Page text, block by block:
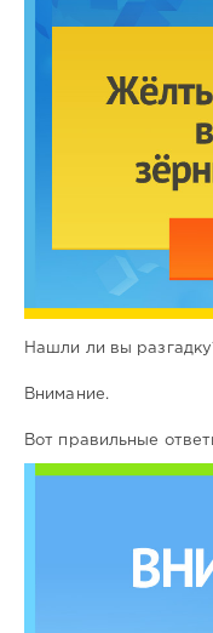
Нашли ли вы
Внимание.
Вот правильные